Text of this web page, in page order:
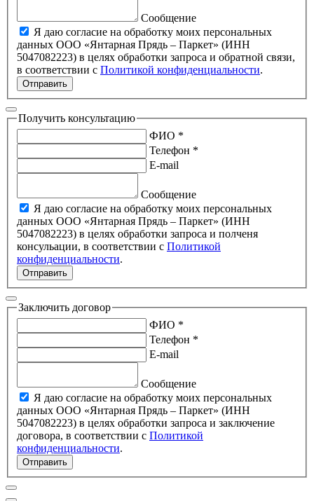
Сообщение
Я даю согласие на обработку моих персональных
данных ООО «Янтарная Прядь – Паркет» (ИНН
5047082223) в целях обработки запроса и обратной связи,
в соответствии с Политикой конфиденциальности.
Отправить
Получить консультацию
ФИО *
Телефон *
E-mail
Сообщение
Я даю согласие на обработку моих персональных
данных ООО «Янтарная Прядь – Паркет» (ИНН
5047082223) в целях обработки запроса и полченя
консульации, в соответствии с Политикой
конфиденциальности.
Отправить
Заключить договор
ФИО *
Телефон *
E-mail
Сообщение
Я даю согласие на обработку моих персональных
данных ООО «Янтарная Прядь – Паркет» (ИНН
5047082223) в целях обработки запроса и заключение
договора, в соответствии с Политикой
конфиденциальности.
Отправить